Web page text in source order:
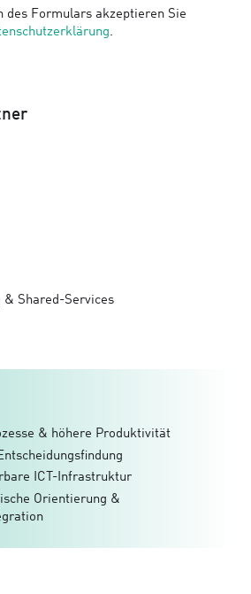
des Formulars akzeptieren Sie
.
& Shared-Services
& höhere Produktivität
ICT-Infrastruktur
Orientierung &